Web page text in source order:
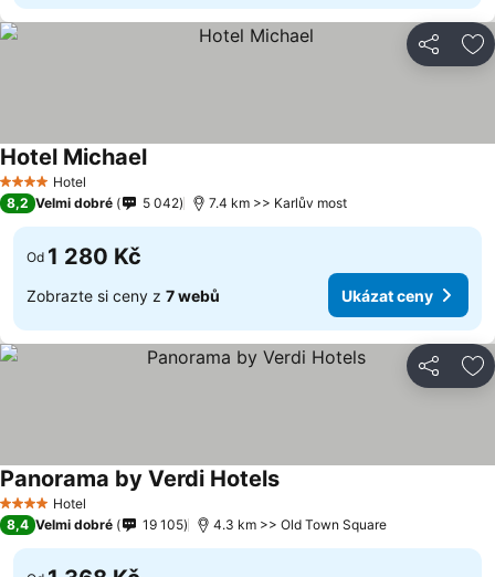
Sdílet
4 Počet hvězdiček
Hotel
Hotel Michael
8,2 Velmi dobré 5 042 7.4 km >> Karlův most
Od 1 280 Kč
Zobrazte si ceny z 7 webů Ukázat ceny
Sdílet
4 Počet hvězdiček
Hotel
Panorama by Verdi Hotels
8,4 Velmi dobré 19 105 4.3 km >> Old Town Square